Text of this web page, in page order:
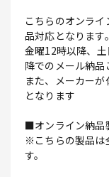
こちらのオンラ
品対応となります。
金曜12時以降、
降でのメール納品
また、メーカー
となります
■オンライン納品
※こちらの製品は
す。